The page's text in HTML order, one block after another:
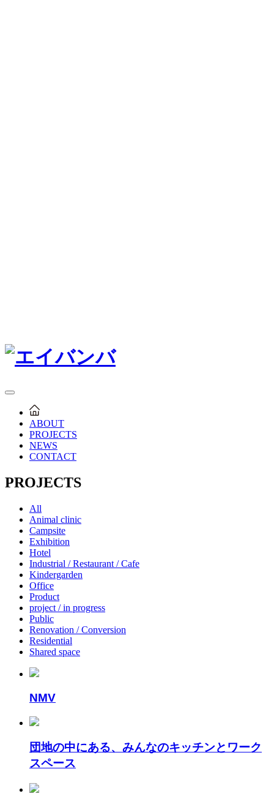
ABOUT
PROJECTS
NEWS
CONTACT
PROJECTS
All
Animal clinic
Campsite
Exhibition
Hotel
Industrial / Restaurant / Cafe
Kindergarden
Office
Product
project / in progress
Public
Renovation / Conversion
Residential
Shared space
NMV
団地の中にある、みんなのキッチンとワーク
スペース